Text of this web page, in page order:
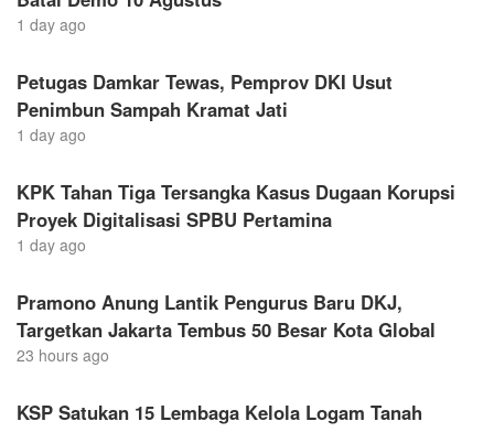
1 day ago
Petugas Damkar Tewas, Pemprov DKI Usut
Penimbun Sampah Kramat Jati
1 day ago
KPK Tahan Tiga Tersangka Kasus Dugaan Korupsi
Proyek Digitalisasi SPBU Pertamina
1 day ago
Pramono Anung Lantik Pengurus Baru DKJ,
Targetkan Jakarta Tembus 50 Besar Kota Global
23 hours ago
KSP Satukan 15 Lembaga Kelola Logam Tanah